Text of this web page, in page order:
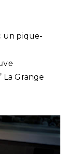
un pique-
La Grange